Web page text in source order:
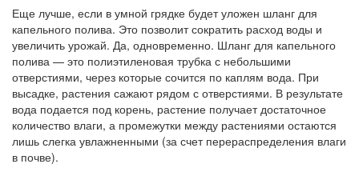
Еще лучше, если в умной грядке будет уложен шланг для
капельного полива. Это позволит сократить расход воды и
увеличить урожай. Да, одновременно. Шланг для капельного
полива — это полиэтиленовая трубка с небольшими
отверстиями, через которые сочится по каплям вода. При
высадке, растения сажают рядом с отверстиями. В результате
вода подается под корень, растение получает достаточное
количество влаги, а промежутки между растениями остаются
лишь слегка увлажненными (за счет перераспределения влаги
в почве).